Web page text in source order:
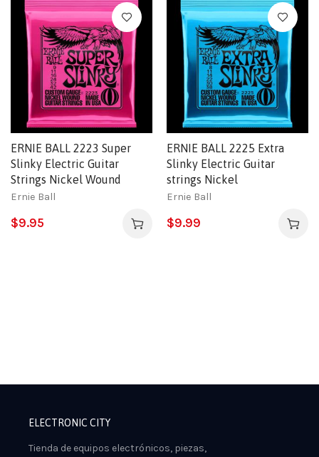
ERNIE BALL 2223 Super
Slinky Electric Guitar
Strings Nickel Wound
Ernie Ball
$9.95
ERNIE BALL 2225 Extra
Slinky Electric Guitar
strings Nickel
Ernie Ball
$9.99
ELECTRONIC CITY
Tienda de equipos electrónicos, piezas,